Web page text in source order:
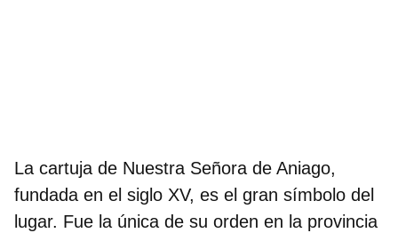
La cartuja de Nuestra Señora de Aniago,
fundada en el siglo XV, es el gran símbolo del
lugar. Fue la única de su orden en la provincia